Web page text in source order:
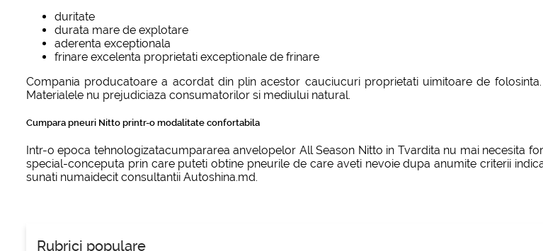
duritate
durata mare de explotare
aderenta exceptionala
frinare excelenta proprietati exceptionale de frinare
Compania producatoare a acordat din plin acestor cauciucuri proprietati uimitoare de
Materialele nu prejudiciaza consumatorilor si mediului natural.
Cumpara pneuri Nitto printr-o modalitate confortabila
Intr-o epoca tehnologizatacumpararea anvelopelor All Season Nitto in Tvardita nu mai necesita
special-conceputa prin care puteti obtine pneurile de care aveti nevoie dupa anumite criterii
sunati numaidecit consultantii Autoshina.md.
Rubrici populare